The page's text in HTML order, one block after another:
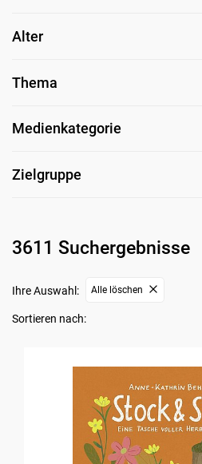
Alter
Thema
Medienkategorie
Zielgruppe
3611 Suchergebnisse
Ihre Auswahl: Alle löschen
Sortieren nach: